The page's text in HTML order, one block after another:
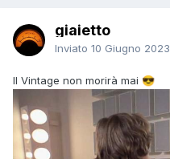
giaietto
Inviato 10 Giugno 2023
Il Vintage non morirà mai 😎